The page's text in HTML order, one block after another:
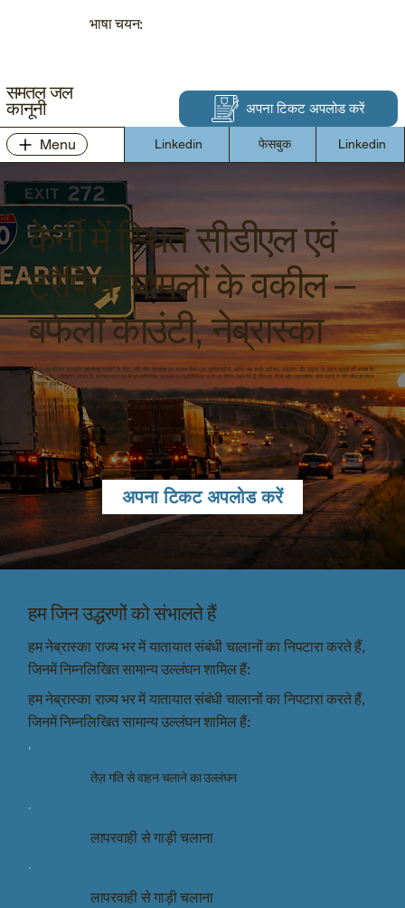
समतल जल
कानूनी
भाषा चयन:
अपना टिकट अपलोड करें
Menu Linkedin फेसबुक Linkedin
केर्नी में स्थित सीडीएल एवं
ट्रैफिक मामलों के वकील –
बफेलो काउंटी, नेब्रास्का
सीडीएल (कमर्शियल ड्राइविंग लाइसेंस) चालकों के लिए, गति सीमा उल्लंघन का चालान सिर्फ एक जुर्माना नहीं है, बल्कि यह उनके करियर, लाइसेंस और सड़क पर वाहन चलाने की क्षमता के
लिए खतरा है। फ्लैटवॉटर लीगल में, हम नेब्रास्का भर में उन वाणिज्यिक चालकों का प्रतिनिधित्व करने पर विशेष ध्यान देते हैं, जिन पर निजी और व्यावसायिक दोनों वाहनों में गति सीमा उल्लंघन
का चालान हुआ है।
सीडीएल (कमर्शियल ड्राइविंग लाइसेंस) चालकों के लिए, गति सीमा उल्लंघन का चालान सिर्फ एक जुर्माना नहीं है, बल्कि यह उनके करियर, लाइसेंस और सड़क पर वाहन चलाने की क्षमता के
लिए खतरा है। फ्लैटवॉटर लीगल में, हम नेब्रास्का भर में उन वाणिज्यिक चालकों का प्रतिनिधित्व करने पर विशेष ध्यान देते हैं, जिन पर निजी और व्यावसायिक दोनों वाहनों में गति सीमा उल्लंघन
का चालान हुआ है।
सीडीएल (कमर्शियल ड्राइविंग लाइसेंस) चालकों के लिए, गति सीमा उल्लंघन का चालान सिर्फ एक जुर्माना नहीं है, बल्कि यह उनके करियर, लाइसेंस और सड़क पर वाहन चलाने की क्षमता के
लिए खतरा है। फ्लैटवॉटर लीगल में, हम नेब्रास्का भर में उन वाणिज्यिक चालकों का प्रतिनिधित्व करने पर विशेष ध्यान देते हैं, जिन पर निजी और व्यावसायिक दोनों वाहनों में गति सीमा उल्लंघन
का चालान हुआ है।
अपना टिकट अपलोड करें
हम जिन उद्धरणों को संभालते हैं
हम नेब्रास्का राज्य भर में यातायात संबंधी चालानों का निपटारा करते हैं,
जिनमें निम्नलिखित सामान्य उल्लंघन शामिल हैं:
हम नेब्रास्का राज्य भर में यातायात संबंधी चालानों का निपटारा करते हैं,
जिनमें निम्नलिखित सामान्य उल्लंघन शामिल हैं:
तेज़ गति से वाहन चलाने का उल्लंघन
लापरवाही से गाड़ी चलाना
लापरवाही से गाड़ी चलाना